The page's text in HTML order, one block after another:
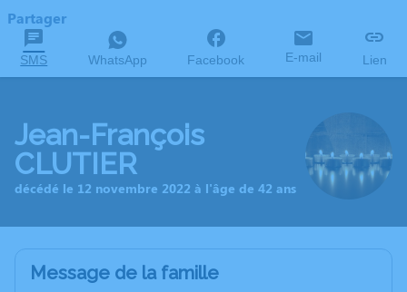
Partager
SMS WhatsApp Facebook E-mail Lien
Jean-François
CLUTIER
décédé le 12 novembre 2022 à l'âge de 42 ans
Message de la famille